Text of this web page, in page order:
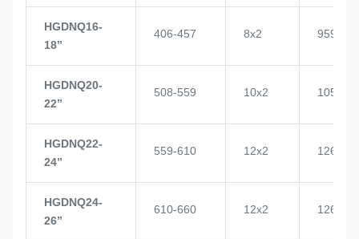
HGDNQ16-
18’’
406-457 8x2 959
HGDNQ20-
22’’
508-559 10x2 1057
HGDNQ22-
24’’
559-610 12x2 1268
HGDNQ24-
26’’
610-660 12x2 1268